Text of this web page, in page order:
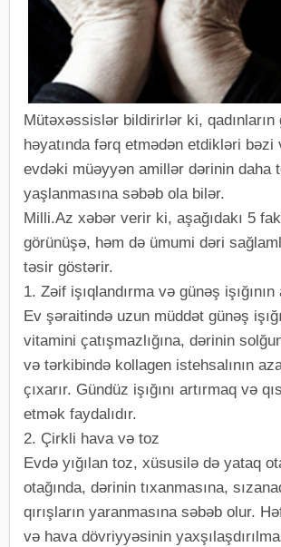
Mütəxəssislər bildirirlər ki, qadınların
həyatında fərq etmədən etdikləri
evdəki müəyyən amillər dərinin daha
yaşlanmasına səbəb ola bilər.
Milli.Az xəbər verir ki, aşağıdakı 5
görünüşə, həm də ümumi dəri
təsir göstərir.
1. Zəif işıqlandırma və günəş işığının
Ev şəraitində uzun müddət günəş
vitamini çatışmazlığına, dərinin
və tərkibində kollagen istehsalının
çıxarır. Gündüz işığını artırmaq və
etmək faydalıdır.
2. Çirkli hava və toz
Evdə yığılan toz, xüsusilə də yataq
otağında, dərinin tıxanmasına,
qırışların yaranmasına səbəb olur.
və hava dövriyyəsinin